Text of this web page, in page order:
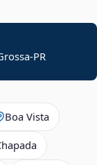
PR
Boa Vista